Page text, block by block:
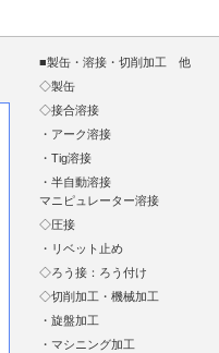
■製缶・溶接・切削加工 他
◇製缶
◇接合溶接
・アーク溶接
・Tig溶接
・半自動溶接
マニピュレーター溶接
◇圧接
・リベット止め
◇ろう接：ろう付け
◇切削加工・機械加工
・旋盤加工
・マシニング加工